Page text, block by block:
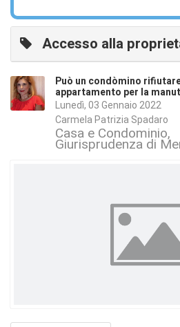
Accesso alla
Può un condòmino
appartamento per la
Lunedì, 03 Gennaio 2022
Carmela Patrizia Spadaro
Casa e Condominio
Giurisprudenza di